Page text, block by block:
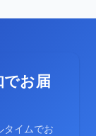
でお届
タイムでお